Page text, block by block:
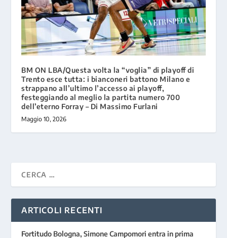
BM ON LBA/Questa volta la “voglia” di playoff di
Trento esce tutta: i bianconeri battono Milano e
strappano all’ultimo l’accesso ai playoff,
festeggiando al meglio la partita numero 700
dell’eterno Forray – Di Massimo Furlani
Maggio 10, 2026
ARTICOLI RECENTI
Fortitudo Bologna, Simone Campomori entra in prima